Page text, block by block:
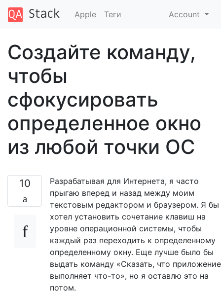
Apple Теги Account
Создайте команду,
чтобы
сфокусировать
определенное окно
из любой точки ОС
10
Разрабатывая для Интернета, я часто
прыгаю вперед и назад между моим
текстовым редактором и браузером. Я бы
хотел установить сочетание клавиш на
уровне операционной системы, чтобы
каждый раз переходить к определенному
определенному окну. Еще лучше было бы
выдать команду «Сказать, что приложение
выполняет что-то», но я оставлю это на
потом.